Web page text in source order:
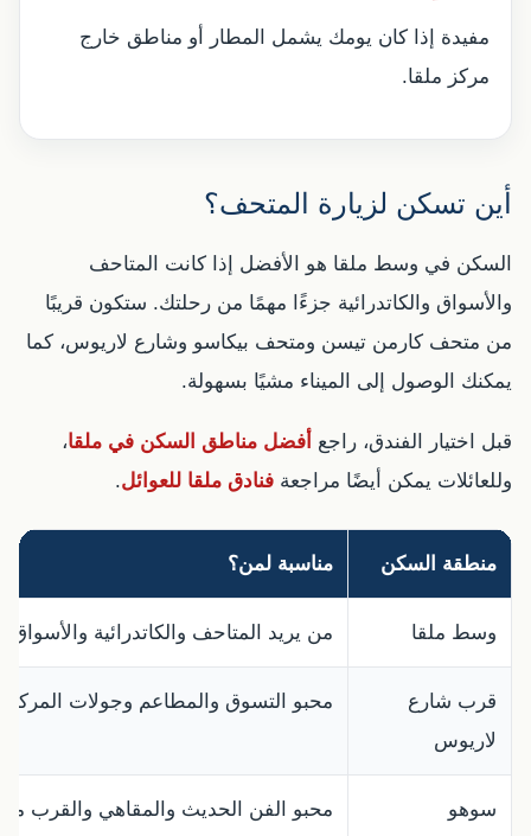
مفيدة إذا كان يومك يشمل المطار أو مناطق خارج
مركز ملقا.
أين تسكن لزيارة المتحف؟
السكن في وسط ملقا هو الأفضل إذا كانت المتاحف
والأسواق والكاتدرائية جزءًا مهمًا من رحلتك. ستكون قريبًا
من متحف كارمن تيسن ومتحف بيكاسو وشارع لاريوس، كما
يمكنك الوصول إلى الميناء مشيًا بسهولة.
قبل اختيار الفندق، راجع أفضل مناطق السكن في ملقا،
وللعائلات يمكن أيضًا مراجعة فنادق ملقا للعوائل.
منطقة السكن مناسبة لمن؟
وسط ملقا من يريد المتاحف والكاتدرائية والأسواق.
قرب شارع
لاريوس
محبو التسوق والمطاعم وجولات المركز.
سوهو
محبو الفن الحديث والمقاهي والقرب من